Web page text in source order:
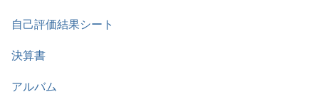
自己評価結果シート
決算書
アルバム